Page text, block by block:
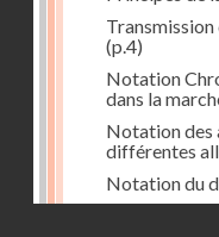
(p.4)
Notation
dans la
Notation des
différentes
Notation du